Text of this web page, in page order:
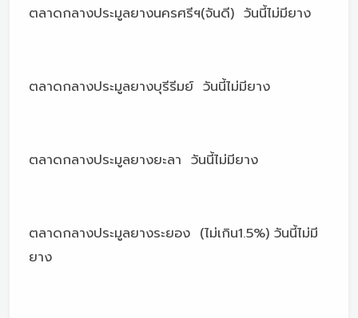
ตลาดกลางประมูลยางนครศรีฯ(จันดี) วันนี้ไม่มียาง
ตลาดกลางประมูลยางบุรีรีมย์ วันนี้ไม่มียาง
ตลาดกลางประมูลยางยะลา วันนี้ไม่มียาง
ตลาดกลางประมูลยางระยอง (ไม่เกิน1.5%) วันนี้ไม่มี
ยาง